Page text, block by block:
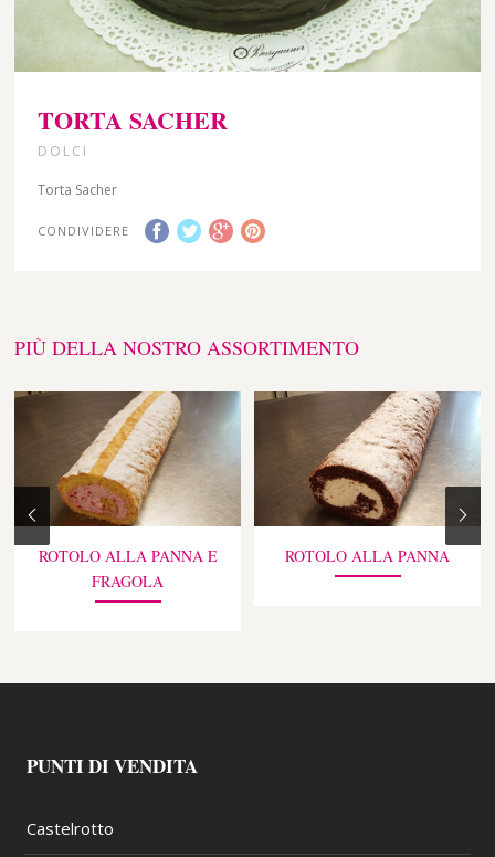
TORTA SACHER
DOLCI
Torta Sacher
CONDIVIDERE
PIÙ DELLA NOSTRO ASSORTIMENTO
ROTOLO ALLA PANNA E
FRAGOLA
ROTOLO ALLA PANNA
PUNTI DI VENDITA
Castelrotto